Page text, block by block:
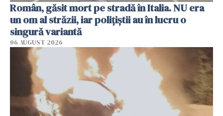
Român, găsit mort pe stradă în Italia. NU era
un om al străzii, iar polițiștii au în lucru o
singură variantă
06 AUGUST 2026